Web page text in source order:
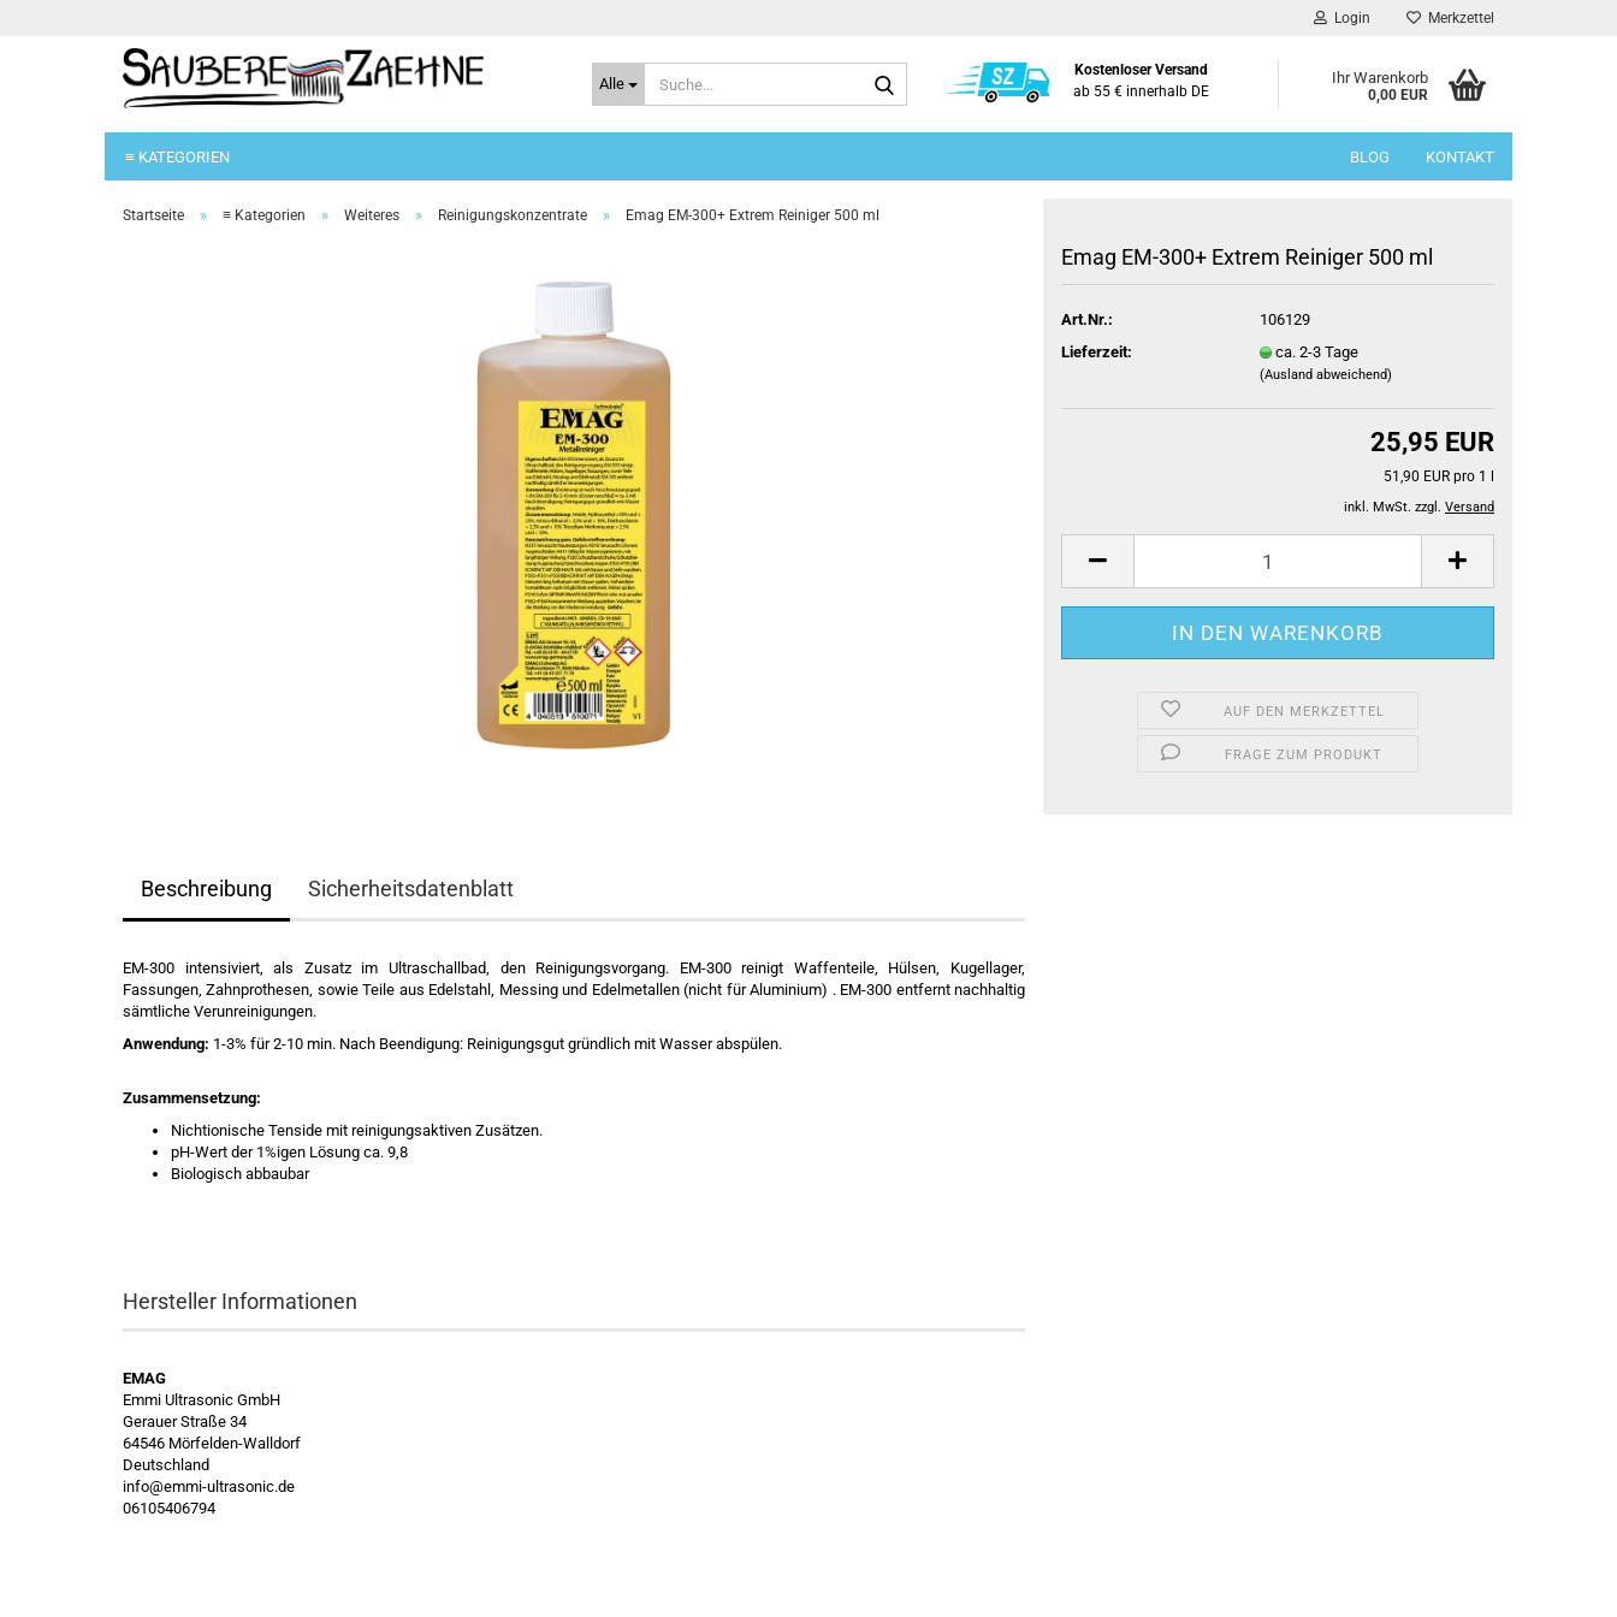
Login Merkzettel
Alle
Kostenloser Versand
ab 55 € innerhalb DE
Ihr Warenkorb
0,00 EUR
≡ KATEGORIEN BLOG KONTAKT
Startseite » ≡ Kategorien » Weiteres » Reinigungskonzentrate » Emag EM-300+ Extrem Reiniger 500 ml
Emag EM-300+ Extrem Reiniger 500 ml
Art.Nr.:
106129
Lieferzeit:
ca. 2-3 Tage
(Ausland abweichend)
25,95 EUR
51,90 EUR pro 1 l
inkl. MwSt. zzgl. Versand
AUF DEN MERKZETTEL
FRAGE ZUM PRODUKT
Beschreibung Sicherheitsdatenblatt
EM-300 intensiviert, als Zusatz im Ultraschallbad, den Reinigungsvorgang. EM-300 reinigt Waffenteile, Hülsen, Kugellager,
Fassungen, Zahnprothesen, sowie Teile aus Edelstahl, Messing und Edelmetallen (nicht für Aluminium) . EM-300 entfernt nachhaltig
sämtliche Verunreinigungen.
Anwendung: 1-3% für 2-10 min. Nach Beendigung: Reinigungsgut gründlich mit Wasser abspülen.
Zusammensetzung:
Nichtionische Tenside mit reinigungsaktiven Zusätzen.
pH-Wert der 1%igen Lösung ca. 9,8
Biologisch abbaubar
Hersteller Informationen
EMAG
Emmi Ultrasonic GmbH
Gerauer Straße 34
64546 Mörfelden-Walldorf
Deutschland
info@emmi-ultrasonic.de
06105406794